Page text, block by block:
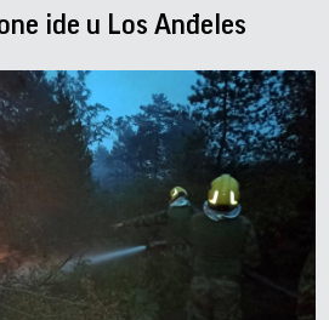
ide u Los Anđeles